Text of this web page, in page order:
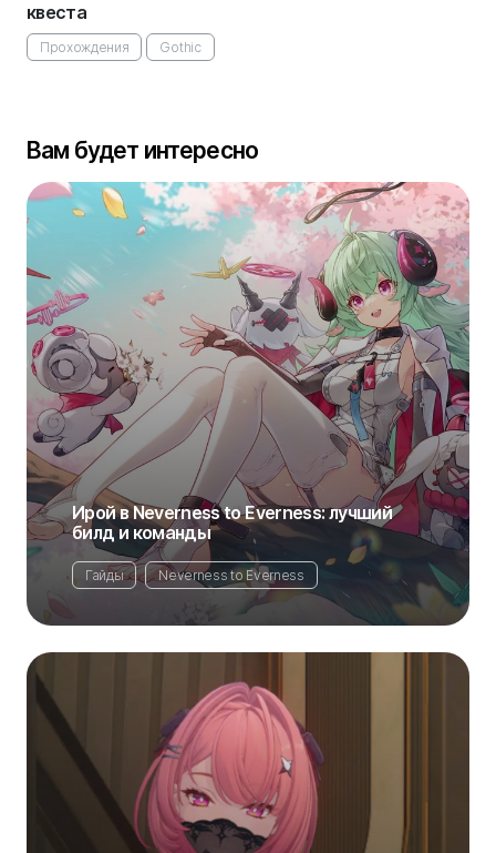
квеста
Прохождения Gothic
Вам будет интересно
Ирой в Neverness to Everness: лучший
билд и команды
Гайды Neverness to Everness